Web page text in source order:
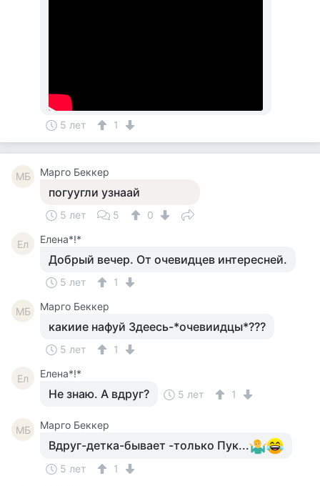
5 лет 1
MБ Mарго Беккер
погуугли узнаай
5 лет 5 0
Ел Елена*!*
Добрый вечер. От очевидцев интересней.
5 лет 1
MБ Mарго Беккер
какиие нафуй Здеесь-*очевиидцы*???
5 лет 1
Ел Елена*!*
Не знаю. А вдруг? 5 лет 1
MБ Mарго Беккер
Вдруг-детка-бывает -только Пук...
5 лет 1